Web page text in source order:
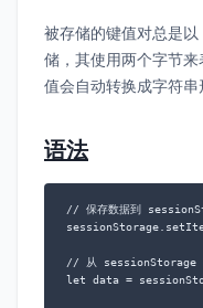
被存储的键值对总是以
储，其使用两个字节
值会自动转换成字符串
语法
// 保存数据到
// 从 sessionStorage
let data =